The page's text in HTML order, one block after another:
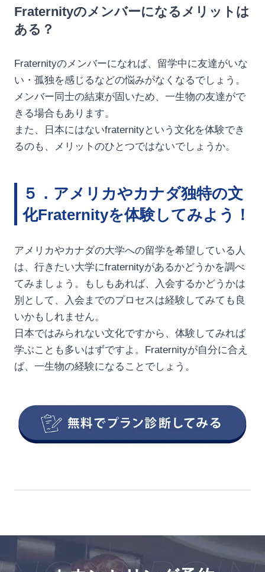
Fraternityのメンバーになるメリットは
ある？
Fraternityのメンバーになれば、留学中に友達がいな
い・孤独を感じるなどの悩みがなくなるでしょう。
メンバー同士の結束が固いため、一生物の友達がで
きる場合もあります。
また、日本にはないfraternityという文化を体験でき
るのも、メリットのひとつではないでしょうか。
５．アメリカやカナダ独特の文
化Fraternityを体験してみよう！
アメリカやカナダの大学への留学を希望している人
は、行きたい大学にfraternityがあるかどうかを調べ
てみましょう。もしもあれば、入会するかどうかは
別として、入会までのプロセスは経験してみても良
いかもしれません。
日本ではみられない文化ですから、体験してみれば
学ぶことも多いはずですよ。Fraternityが自分に合え
ば、一生物の経験になることでしょう。